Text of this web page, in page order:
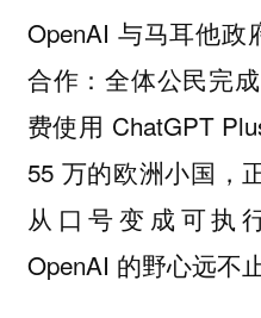
OpenAI 与马耳他政
合作：全体公民完
费使用 ChatGPT
55 万的欧洲小国，
从口号变成可
OpenAI 的野心远不